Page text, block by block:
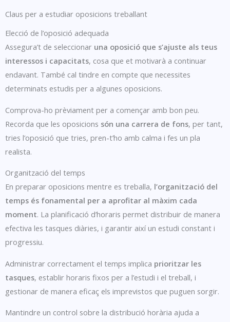
Claus per a estudiar oposicions treballant
Elecció de l’oposició adequada
Assegura’t de seleccionar una oposició que s’ajuste als teus
interessos i capacitats, cosa que et motivarà a continuar
endavant. També cal tindre en compte que necessites
determinats estudis per a algunes oposicions.
Comprova-ho prèviament per a començar amb bon peu.
Recorda que les oposicions són una carrera de fons, per tant,
tries l’oposició que tries, pren-t’ho amb calma i fes un pla
realista.
Organització del temps
En preparar oposicions mentre es treballa, l’organització del
temps és fonamental per a aprofitar al màxim cada
moment. La planificació d’horaris permet distribuir de manera
efectiva les tasques diàries, i garantir així un estudi constant i
progressiu.
Administrar correctament el temps implica prioritzar les
tasques, establir horaris fixos per a l’estudi i el treball, i
gestionar de manera eficaç els imprevistos que puguen sorgir.
Mantindre un control sobre la distribució horària ajuda a